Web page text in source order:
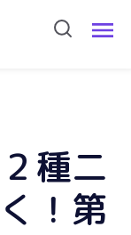
種二
！第